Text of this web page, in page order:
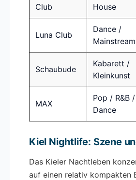
Club
House
Luna Club
Dance /
Mainstream
Schaubude
Kabarett /
Kleinkunst
MAX
Pop / R&B /
Dance
Kiel Nightlife: Szene
Das Kieler Nachtleben
auf einen relativ kompakten